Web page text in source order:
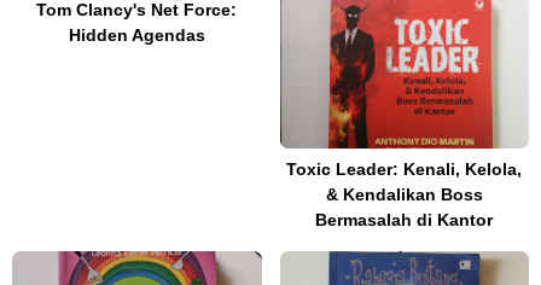
Tom Clancy's Net Force:
Hidden Agendas
Toxic Leader: Kenali, Kelola,
& Kendalikan Boss
Bermasalah di Kantor